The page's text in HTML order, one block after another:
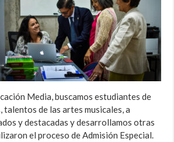
Media, buscamos estudiantes de
de las artes musicales, a
y destacadas y desarrollamos otras
el proceso de Admisión Especial.